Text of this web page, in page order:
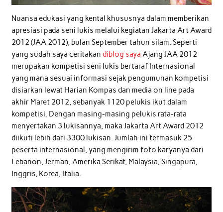
Nuansa edukasi yang kental khususnya dalam memberikan
apresiasi pada seni lukis melalui kegiatan Jakarta Art Award
2012 (JAA 2012), bulan September tahun silam. Seperti
yang sudah saya ceritakan diblog saya Ajang JAA 2012
merupakan kompetisi seni lukis bertaraf Internasional
yang mana sesuai informasi sejak pengumunan kompetisi
disiarkan lewat Harian Kompas dan media on line pada
akhir Maret 2012, sebanyak 1120 pelukis ikut dalam
kompetisi. Dengan masing-masing pelukis rata-rata
menyertakan 3 lukisannya, maka Jakarta Art Award 2012
diikuti lebih dari 3300 lukisan. Jumlah ini termasuk 25
peserta internasional, yang mengirim foto karyanya dari
Lebanon, Jerman, Amerika Serikat, Malaysia, Singapura,
Inggris, Korea, Italia.